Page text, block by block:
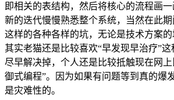
即相关的表结构，然后将核心的流程画
新的迭代慢慢熟悉整个系统，当然在此
这样的各种各样的坑，无论是技术方案的
其实老猫还是比较喜欢“早发现早治疗”这
尽早解决掉，个人还是比较抵触现在网
御式编程”。因为如果有问题等到真的爆
是灾难性的。